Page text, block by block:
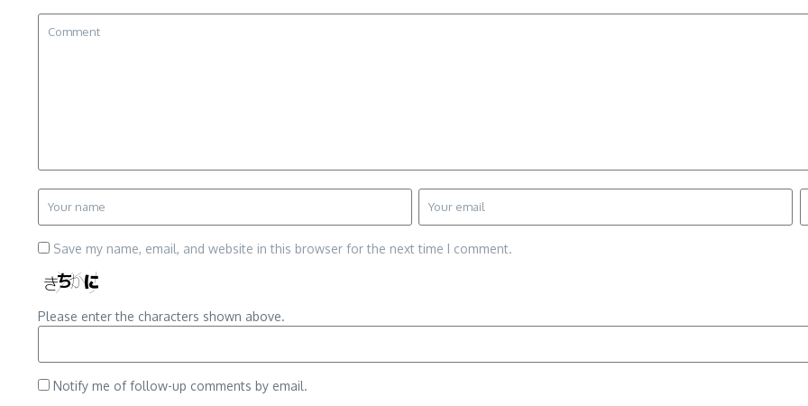
Save my name, email, and website in this browser for the next time I comment.
Please enter the characters shown above.
Notify me of follow-up comments by email.